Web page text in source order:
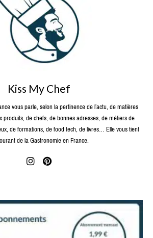
Kiss My Chef
vous parle, selon la pertinence de l’actu, de matières
de chefs, de bonnes adresses, de métiers de
de formations, de food tech, de livres… Elle vous tient
de la Gastronomie en France.